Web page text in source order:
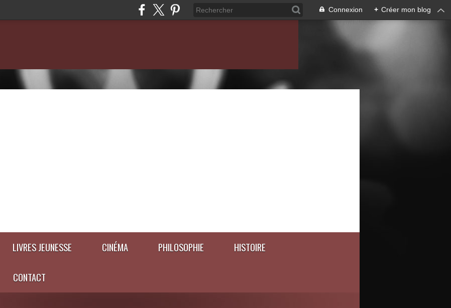
Connexion + Créer mon blog
LIVRES JEUNESSE CINÉMA PHILOSOPHIE HISTOIRE
CONTACT